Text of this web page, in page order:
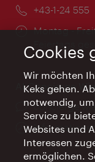
Telefon:
+43-1-24 555
Montag -
Feiertags
AI Concierge
Ort:
Cookies
Wir möchten
Keks gehen.
notwendig,
Service zu
Websites und
Interessen
ermöglichen.